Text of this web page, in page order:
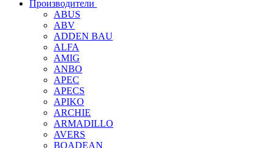
Производители
ABUS
ABV
ADDEN BAU
ALFA
AMIG
ANBO
APEC
APECS
APIKO
ARCHIE
ARMADILLO
AVERS
BOADEAN